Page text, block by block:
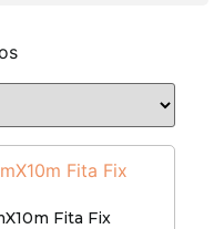
Fita Fix